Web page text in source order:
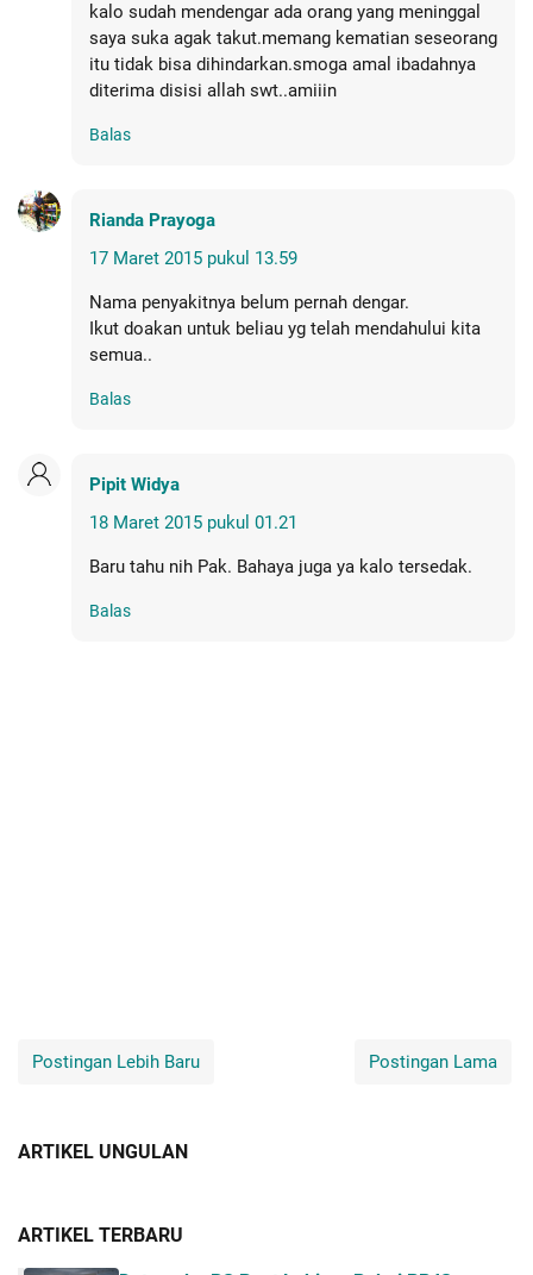
kalo sudah mendengar ada orang yang meninggal
saya suka agak takut.memang kematian seseorang
itu tidak bisa dihindarkan.smoga amal ibadahnya
diterima disisi allah swt..amiiin
Balas
Rianda Prayoga
17 Maret 2015 pukul 13.59
Nama penyakitnya belum pernah dengar.
Ikut doakan untuk beliau yg telah mendahului kita
semua..
Balas
Pipit Widya
18 Maret 2015 pukul 01.21
Baru tahu nih Pak. Bahaya juga ya kalo tersedak.
Balas
Postingan Lebih Baru Postingan Lama
ARTIKEL UNGULAN
ARTIKEL TERBARU